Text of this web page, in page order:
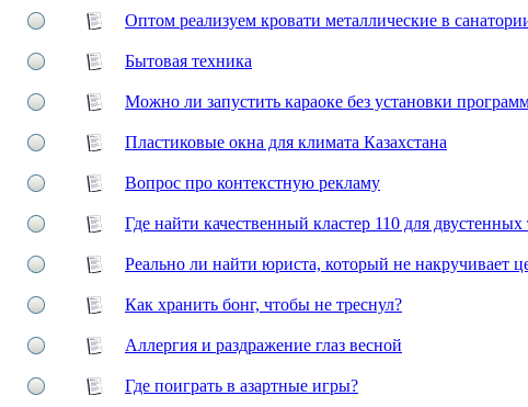
Оптом реализуем кровати металлические в
Бытовая техника
Можно ли запустить караоке без установки
Пластиковые окна для климата Казахстана
Вопрос про контекстную рекламу
Где найти качественный кластер 110 для двустенных
Реально ли найти юриста, который не накручивает
Как хранить бонг, чтобы не треснул?
Аллергия и раздражение глаз весной
Где поиграть в азартные игры?